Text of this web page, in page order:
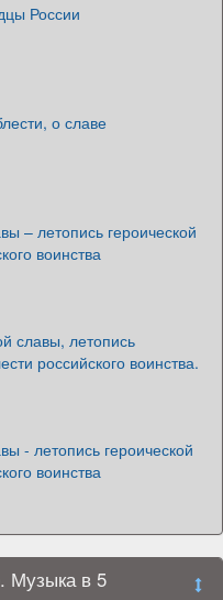
России
о славе
– летопись героической
воинства
славы, летопись
российского воинства.
- летопись героической
воинства
Музыка в 5